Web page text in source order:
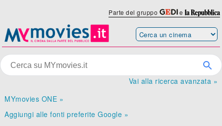
Parte del gruppo e
Vai alla ricerca avanzata »
MYmovies ONE »
Aggiungi alle fonti preferite Google »